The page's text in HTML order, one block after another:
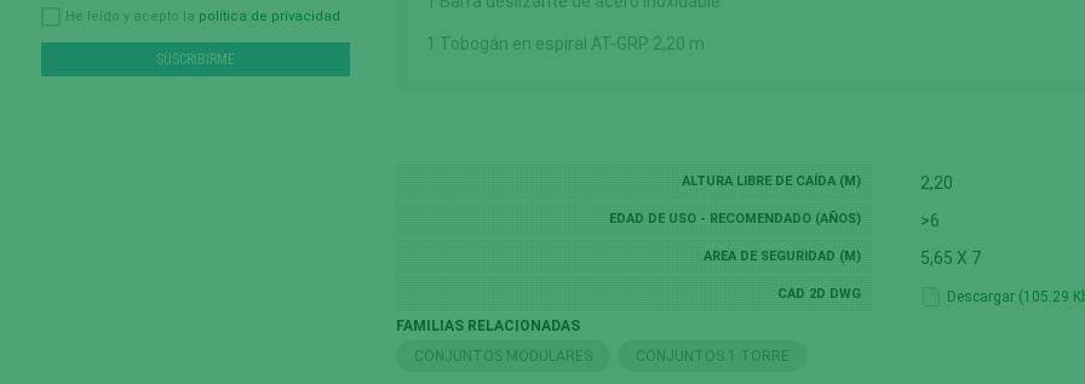
He leído y acepto la política de privacidad
1 Tobogán en espiral AT-GRP 2,20 m
ALTURA LIBRE DE CAÍDA (M) 2,20
EDAD DE USO - RECOMENDADO (AÑOS) >6
AREA DE SEGURIDAD (M) 5,65 X 7
CAD 2D DWG
Descargar (105.29
FAMILIAS RELACIONADAS
CONJUNTOS MODULARES
CONJUNTOS 1 TORRE